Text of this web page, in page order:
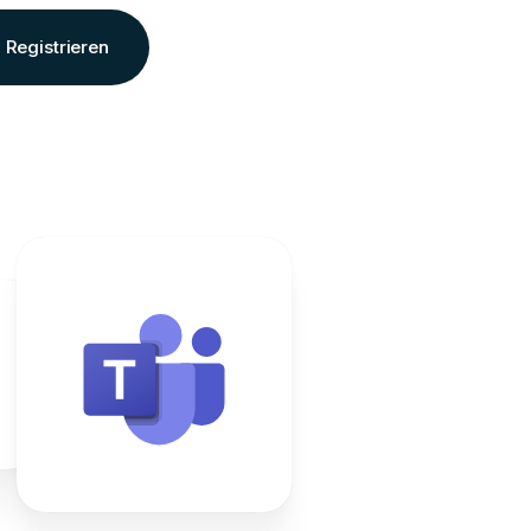
Registrieren